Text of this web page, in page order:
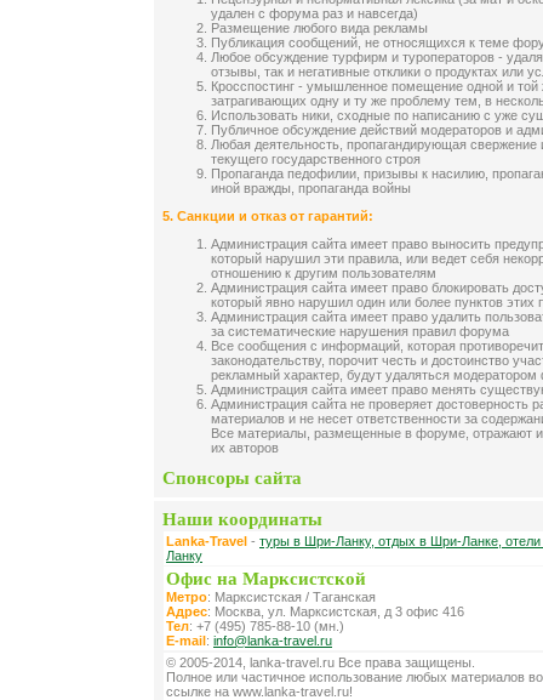
удален с форума раз и навсегда)
Размещение любого вида рекламы
Публикация сообщений, не относящихся к теме
Любое обсуждение турфирм и туроператоров -
отзывы, так и негативные отклики о продуктах или
Кросспостинг - умышленное помещение одной и
затрагивающих одну и ту же проблему тем, в
Использовать ники, сходные по написанию с уже
Публичное обсуждение действий модераторов и
Любая деятельность, пропагандирующая
текущего государственного строя
Пропаганда педофилии, призывы к насилию,
иной вражды, пропаганда войны
5. Санкции и отказ от гарантий:
Администрация сайта имеет право выносить
который нарушил эти правила, или ведет себя
отношению к другим пользователям
Администрация сайта имеет право блокировать
который явно нарушил один или более пунктов этих
Администрация сайта имеет право удалить
за систематические нарушения правил форума
Все сообщения с информаций, которая
законодательству, порочит честь и достоинство
рекламный характер, будут удаляться
Администрация сайта имеет право менять
Администрация сайта не проверяет
материалов и не несет ответственности за
Все материалы, размещенные в форуме, отражают
их авторов
Спонсоры сайта
Наши координаты
Lanka-Travel - туры в Шри-Ланку, отдых в Шри-Ланке,
Ланку
Офис на Марксистской
Метро: Марксистская / Таганская
Адрес: Москва, ул. Марксистская, д 3 офис 416
Тел: +7 (495) 785-88-10 (мн.)
E-mail: info@lanka-travel.ru
© 2005-2014, lanka-travel.ru Все права защищены.
Полное или частичное использование любых материалов
ссылке на www.lanka-travel.ru!